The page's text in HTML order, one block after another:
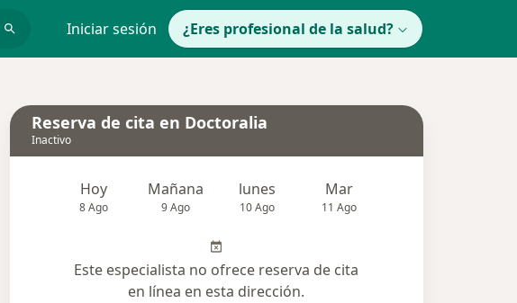
Iniciar sesión ¿Eres profesional de la salud?
Reserva de cita en Doctoralia
Inactivo
Hoy
8 Ago
Mañana
9 Ago
lunes
10 Ago
Mar
11 Ago
Este especialista no ofrece reserva de cita
en línea en esta dirección.